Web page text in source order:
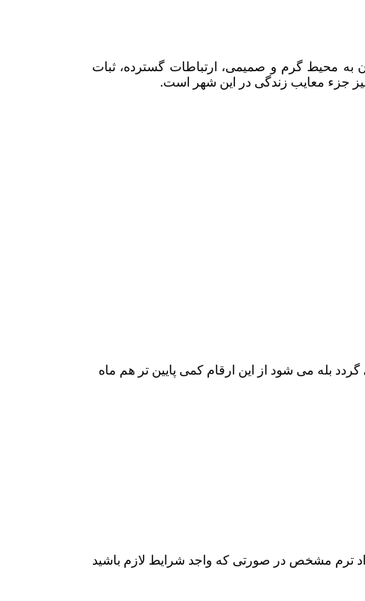
به محیط گرم و صمیمی، ارتباطات گسترده، ثبات
جزء معایب زندگی در این شهر است.
بله می شود از این ارقام کمی پایین تر هم ماه
ترم مشخص در صورتی که واجد شرایط لازم باشید